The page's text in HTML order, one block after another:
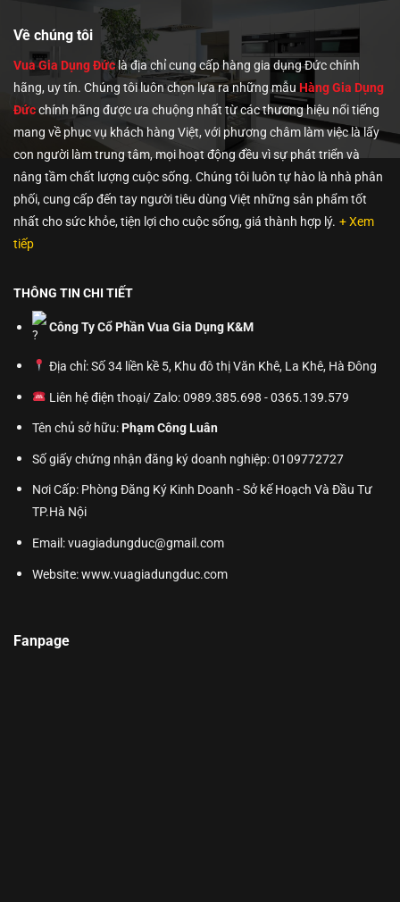
Về chúng tôi
Vua Gia Dụng Đứclà địa chỉ cung cấp hàng gia dụng Đức chính
hãng, uy tín. Chúng tôiluôn chọn lựa ra những mẫu Hàng Gia Dụng
Đứcchính hãng được ưa chuộng nhất từ các thương hiệu nổi tiếng
mang về phục vụ khách hàng Việt, với phương châm làm việc là lấy
con người làm trung tâm, mọi hoạt động đều vì sự phát triển và
nâng tầm chất lượng cuộc sống. Chúng tôi luôn tự hào là nhà phân
phối, cung cấp đến tay người tiêu dùng Việt những sản phẩm tốt
nhất cho sức khỏe, tiện lợi cho cuộc sống, giá thành hợp lý. + Xem
tiếp
THÔNG TIN CHI TIẾT
Công Ty Cổ Phần Vua Gia Dụng K&M
Địa chỉ: Số 34 liền kề 5, Khu đô thị Văn Khê, La Khê, Hà Đông
Liên hệ điện thoại/ Zalo: 0989.385.698 - 0365.139.579
Tên chủ sở hữu:Phạm Công Luân
Số giấy chứng nhận đăng ký doanh nghiệp: 0109772727
Nơi Cấp: Phòng Đăng Ký Kinh Doanh - Sở kế Hoạch Và Đầu Tư
TP.Hà Nội
Email: vuagiadungduc@gmail.com
Website:www.vuagiadungduc.com
Fanpage